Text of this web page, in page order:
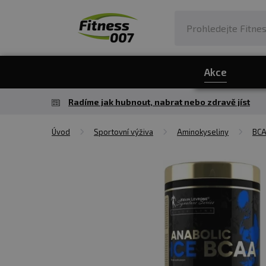
Akce
Radíme jak hubnout, nabrat nebo zdravě jíst
Úvod Sportovní výživa Aminokyseliny